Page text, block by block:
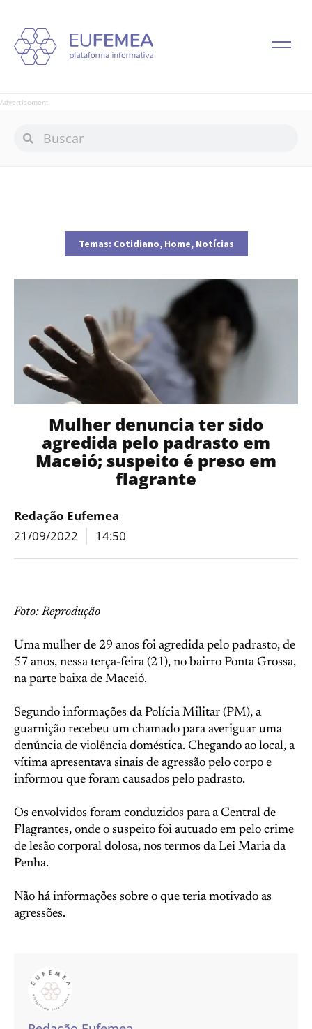
Advertisement
Temas: Cotidiano, Home, Notícias
Mulher denuncia ter sido
agredida pelo padrasto em
Maceió; suspeito é preso em
flagrante
Redação Eufemea
21/09/2022
14:50
Foto: Reprodução
Uma mulher de 29 anos foi agredida pelo padrasto, de
57 anos, nessa terça-feira (21), no bairro Ponta Grossa,
na parte baixa de Maceió.
Segundo informações da Polícia Militar (PM), a
guarnição recebeu um chamado para averiguar uma
denúncia de violência doméstica. Chegando ao local, a
vítima apresentava sinais de agressão pelo corpo e
informou que foram causados pelo padrasto.
Os envolvidos foram conduzidos para a Central de
Flagrantes, onde o suspeito foi autuado em pelo crime
de lesão corporal dolosa, nos termos da Lei Maria da
Penha.
Não há informações sobre o que teria motivado as
agressões.